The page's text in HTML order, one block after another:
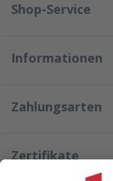
Shop-Service
Informationen
Zahlungsarten
Zertifikate